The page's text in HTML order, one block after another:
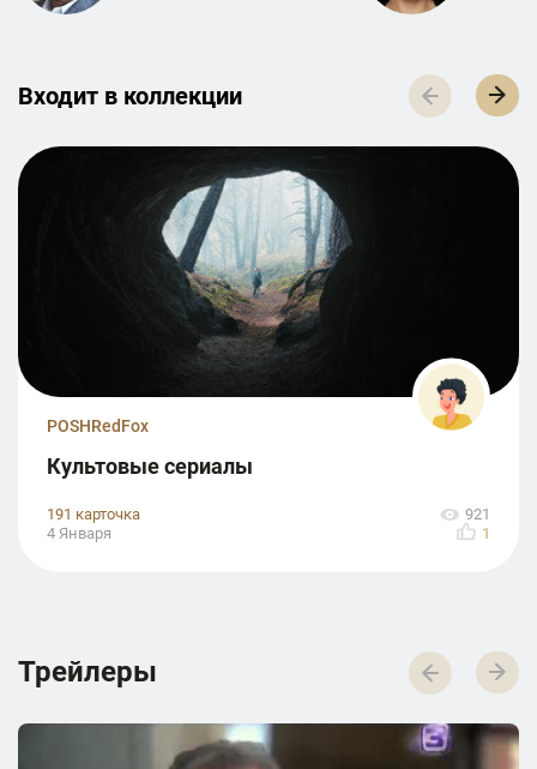
Входит в к­о­л­л­е­к­ц­и­и
POSHRedFox
Культовые сериалы
191 карточка
921
4 Января
1
Трейлеры